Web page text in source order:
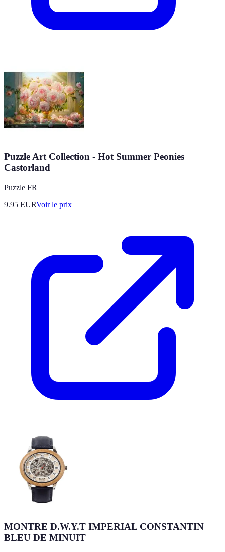
Puzzle Art Collection - Hot Summer Peonies
Castorland
Puzzle FR
9.95 EURVoir le prix
MONTRE D.W.Y.T IMPERIAL CONSTANTIN
BLEU DE MINUIT